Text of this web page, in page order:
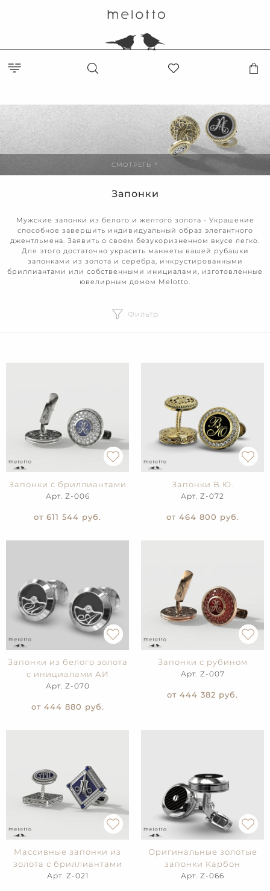
СМОТРЕТЬ ▼
Запонки
Мужские запонки из белого и желтого золота - Украшение
способное завершить индивидуальный образ элегантного
джентльмена. Заявить о своем безукоризненном вкусе легко.
Для этого достаточно украсить манжеты вашей рубашки
запонками из золота и серебра, инкрустированными
бриллиантами или собственными инициалами, изготовленные
ювелирным домом Melotto.
Фильтр
Запонки с бриллиантами
Арт. Z-006
от 611 544 руб.
Запонки В.Ю.
Арт. Z-072
от 464 800 руб.
Запонки из белого золота
с инициалами АИ
Арт. Z-070
от 444 880 руб.
Запонки с рубином
Арт. Z-007
от 444 382 руб.
Массивные запонки из
золота с бриллиантами
Арт. Z-021
Оригинальные золотые
запонки Карбон
Арт. Z-066